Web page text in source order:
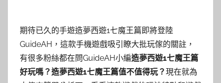
期待已久的手遊造夢西遊1七魔王篇即將登陸
GuideAH，這款手機遊戲吸引瞭大批玩傢的關註，
有很多粉絲都在問GuideAH小編造夢西遊1七魔王篇
好玩嗎？造夢西遊1七魔王篇值不值得玩？現在就為